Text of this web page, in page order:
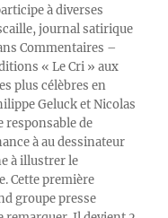
à diverses
journal satirique
Commentaires –
« Le Cri » aux
plus célèbres en
Geluck et Nicolas
responsable de
à au dessinateur
à illustrer le
Cette première
groupe presse